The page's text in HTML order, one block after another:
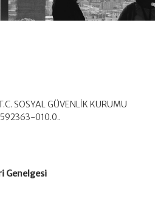
SOSYAL GÜVENLİK KURUMU
010.0..
Genelgesi